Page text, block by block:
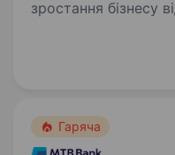
зростання бізнесу
Ми об'єднуємо
Гаряча